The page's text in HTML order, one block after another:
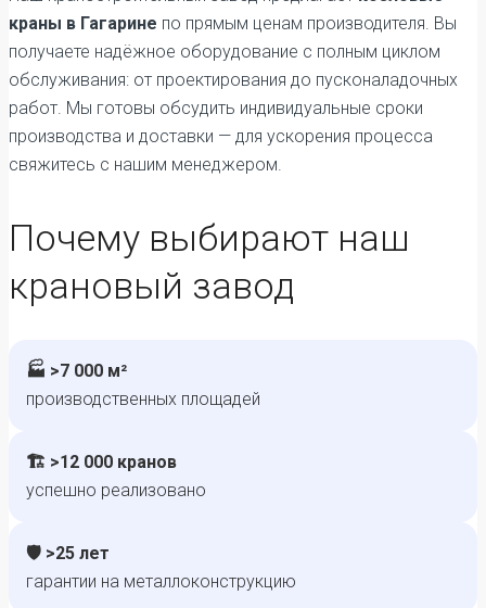
краны в Гагарине по прямым ценам производителя. Вы
получаете надёжное оборудование с полным циклом
обслуживания: от проектирования до пусконаладочных
работ. Мы готовы обсудить индивидуальные сроки
производства и доставки — для ускорения процесса
свяжитесь с нашим менеджером.
Почему выбирают наш
крановый завод
🏭 >7 000 м²
производственных площадей
🏗️ >12 000 кранов
успешно реализовано
🛡️ >25 лет
гарантии на металлоконструкцию